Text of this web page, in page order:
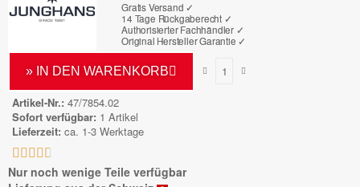
Gratis Versand ✓
14 Tage Rückgaberecht ✓
Authorisierter Fachhändler ✓
Original Hersteller Garantie ✓
» IN DEN WARENKORB
Artikel-Nr. 47/7854.02
Sofort verfügbar 1 Artikel
Lieferzeit ca. 1-3 Werktage
    
Nur noch wenige Teile verfügbar